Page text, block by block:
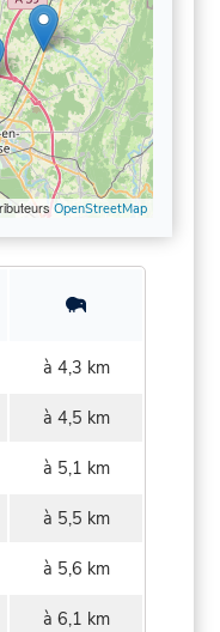
OpenStreetMap
à 4,3 km
à 4,5 km
à 5,1 km
à 5,5 km
à 5,6 km
à 6,1 km